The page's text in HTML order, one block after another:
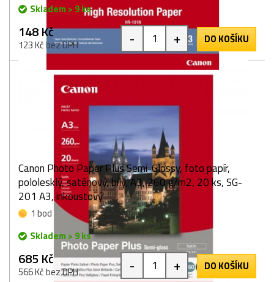
Skladem > 9 ks
148 Kč
123 Kč bez DPH - + DO KOŠÍKU
Canon Photo Paper Plus Semi-Glossy, foto papír,
pololesklý, saténový, bílý, A3, 260 g/m2, 20 ks, SG-
201 A3, inkoustový
1 bod
Skladem > 9 ks
685 Kč
566 Kč bez DPH - + DO KOŠÍKU